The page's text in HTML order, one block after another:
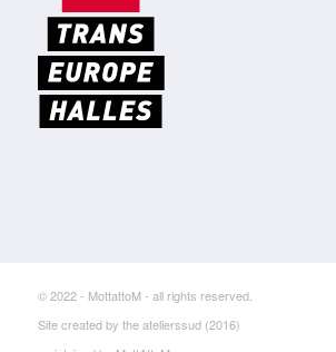
© 2022 - MottattoM - all rights reserved.
Site created by the atelierssud (2016)